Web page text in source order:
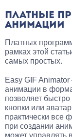
ПЛАТНЫЕ
АНИМАЦИИ
Платных
рамках этой
самых простых.
Easy GIF
анимации в
позволяет
кнопки или
практически все
при создании